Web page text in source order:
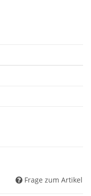
Frage zum Artikel